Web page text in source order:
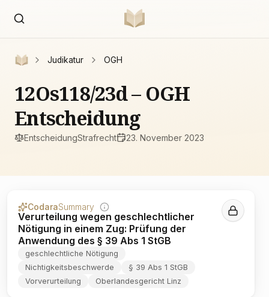
Judikatur OGH
12Os118/23d – OGH
Entscheidung
EntscheidungStrafrecht 23. November 2023
CodaraSummary
Verurteilung wegen geschlechtlicher
Nötigung in einem Zug: Prüfung der
Anwendung des § 39 Abs 1 StGB
geschlechtliche Nötigung
Nichtigkeitsbeschwerde
§ 39 Abs 1 StGB
Vorverurteilung
Oberlandesgericht Linz